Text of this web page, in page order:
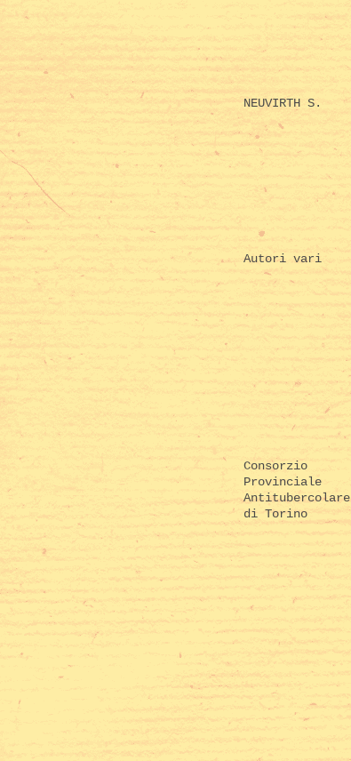
NEUVIRTH S.
Autori vari
Consorzio
Provinciale
Antitubercolare
di Torino